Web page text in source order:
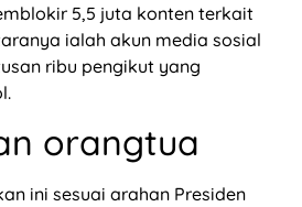
5,5 juta konten terkait
ialah akun media sosial
ribu pengikut yang
orangtua
ini sesuai arahan Presiden